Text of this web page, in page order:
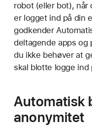
robot (eller bot), når
er logget ind på din
godkender
deltagende apps og
du ikke behøver at
skal blotte logge
Automatisk
anonymitet